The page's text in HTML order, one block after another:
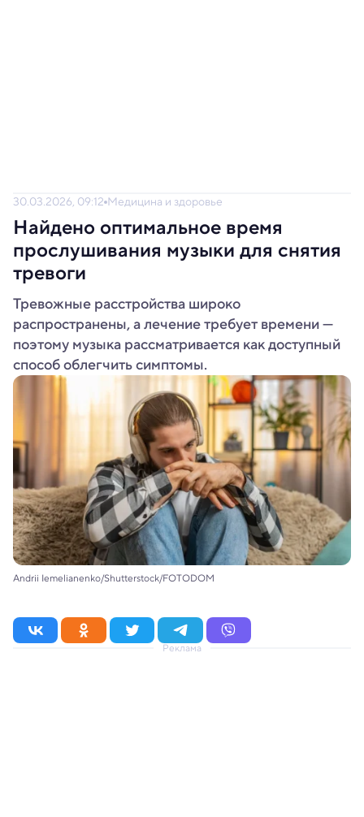
30.03.2026, 09:12 Медицина и здоровье
Найдено оптимальное время
прослушивания музыки для снятия
тревоги
Тревожные расстройства широко
распространены, а лечение требует времени —
поэтому музыка рассматривается как доступный
способ облегчить симптомы.
Andrii Iemelianenko/Shutterstock/FOTODOM
Реклама